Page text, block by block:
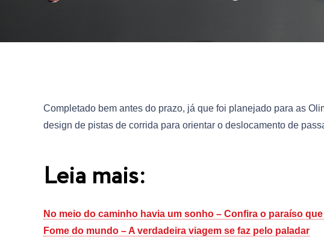
Completado bem antes do prazo, já que foi planejado para as
design de pistas de corrida para orientar o deslocamento de
Leia mais:
No meio do caminho havia um sonho – Confira o paraíso
Fome do mundo – A verdadeira viagem se faz pelo paladar